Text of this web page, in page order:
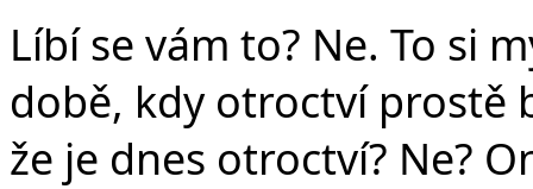
Líbí se vám to? Ne. To si
době, kdy otroctví prostě
že je dnes otroctví? Ne?